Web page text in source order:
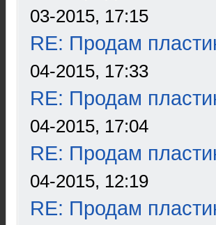
03-2015, 17:15
RE: Продам
04-2015, 17:33
RE: Продам
04-2015, 17:04
RE: Продам
04-2015, 12:19
RE: Продам